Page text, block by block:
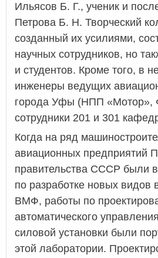
Ильясов Б. Г., ученик и
Петрова Б. Н. Творческий
созданный их усилиями,
научных сотрудников, но
и студентов. Кроме того, в
инженеры ведущих
города Уфы (НПП «Мотор»,
сотрудники 201 и 301
Когда на ряд
авиационных предприятий
правительства СССР были
по разработке новых видов
ВМФ, работы по
автоматического
силовой установки были
этой лаборатории.